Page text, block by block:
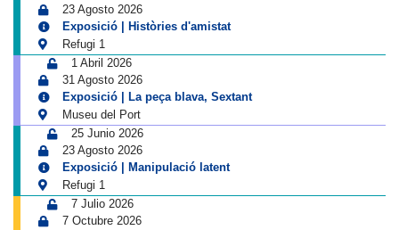
23 Agosto 2026
Exposició | Històries d'amistat
Refugi 1
1 Abril 2026
31 Agosto 2026
Exposició | La peça blava, Sextant
Museu del Port
25 Junio 2026
23 Agosto 2026
Exposició | Manipulació latent
Refugi 1
7 Julio 2026
7 Octubre 2026